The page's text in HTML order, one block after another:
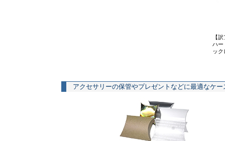
【
ハー
ック
アクセサリーの保管やプレゼントなどに最適なケ